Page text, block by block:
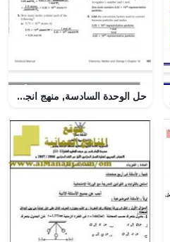
حل الوحدة السادسة, منهج انجليزي (كيمياء) العاشر المتقدم